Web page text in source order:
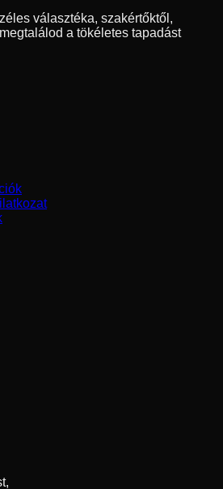
választéka, szakértőktől,
a tökéletes tapadást